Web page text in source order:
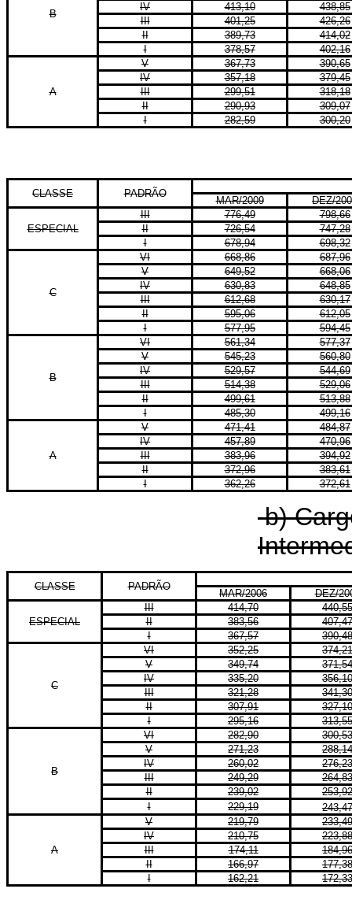
B
IV
413,10
438,85
III
401,25
426,26
II
389,73
414,02
I
378,57 402,16
A
V 367,73
390,65
IV
357,18
379,45
III
299,51
318,18
II
290,93
309,07
I
282,59 300,20
CLASSE PADRÃO
MAR/2009 DEZ/
ESPECIAL
III 776,49
798,66
II
726,54
747,28
I
678,94 698,32
C
VI 668,86
687,96
V
649,52
668,06
IV
630,83
648,85
III
612,68
630,17
II
595,06
612,05
I
577,95 594,45
B
VI 561,34
577,37
V
545,23
560,80
IV
529,57
544,69
III
514,38
529,06
II
499,61
513,88
I
485,30 499,16
A
V 471,41
484,87
IV
457,89
470,96
III
383,96
394,92
II
372,96
383,61
I
362,26 372,61
b)
CLASSE PADRÃO
MAR/2006 DEZ/
ESPECIAL
III 414,70
440,55
II
383,56
407,47
I
367,57 390,48
C
VI 352,25
374,21
V
349,74
371,54
IV
335,20
356,10
III
321,28
341,30
II
307,91
327,10
I
295,16 313,55
B
VI 282,90
300,53
V
271,23
288,14
IV
260,02
276,23
III
249,29
264,83
II
239,02
253,92
I
229,19 243,47
A
V 219,79
233,49
IV
210,75
223,88
III
174,11
184,96
II
166,97
177,38
I
162,21 172,33